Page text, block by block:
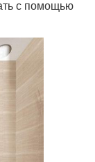
с помощью